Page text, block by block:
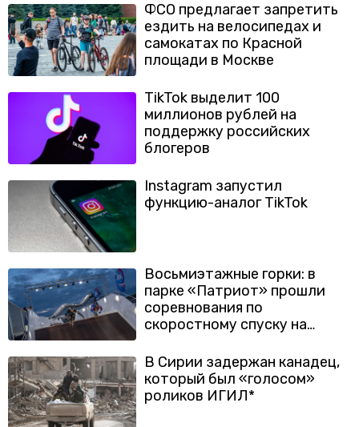
ФСО предлагает запретить
ездить на велосипедах и
самокатах по Красной
площади в Москве
TikTok выделит 100
миллионов рублей на
поддержку российских
блогеров
Instagram запустил
функцию-аналог TikTok
Восьмиэтажные горки: в
парке «Патриот» прошли
соревнования по
скоростному спуску на
В Сирии задержан канадец,
который был «голосом»
роликов ИГИЛ*